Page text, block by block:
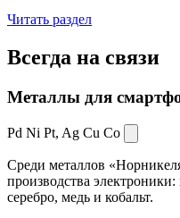
Читать раздел
Всегда на связи
Металлы для
Pd Ni Pt, Ag Cu Co
Среди металлов
производства
серебро, медь и кобальт.